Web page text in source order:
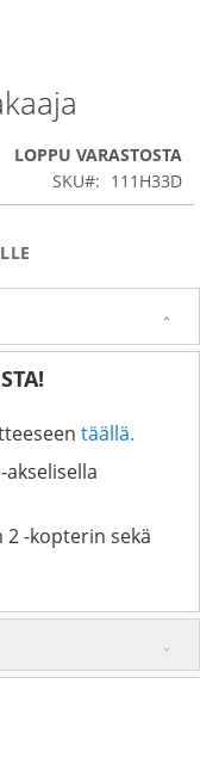
LOPPU VARASTOSTA
SKU
111H33D
täällä.
2 -kopterin sekä